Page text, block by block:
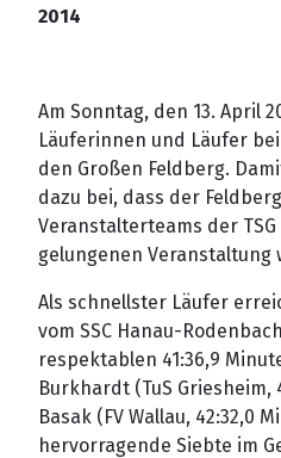
2014
Am Sonntag, den 13. April
Läuferinnen und Läufer
den Großen Feldberg.
dazu bei, dass der
Veranstalterteams der
gelungenen Veranstaltung
Als schnellster Läufer
vom SSC Hanau-
respektablen 41:36,9
Burkhardt (TuS Griesheim,
Basak (FV Wallau, 42:32,0
hervorragende Siebte im